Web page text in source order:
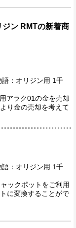
ジン RMTの新着商
語：オリジン用 1千
アラク01の金を売却
り金の売却を考えて
語：オリジン用 1千
ックポットをご利用
に変換することがで